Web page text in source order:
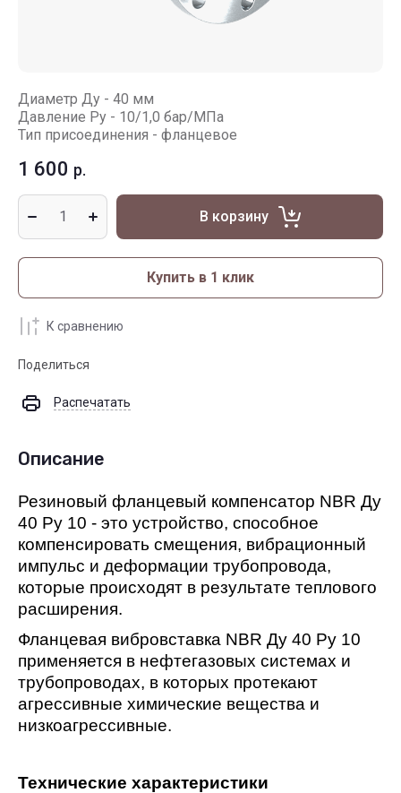
Диаметр Ду - 40 мм
Давление Ру - 10/1,0 бар/МПа
Тип присоединения - фланцевое
1 600 р.
В корзину
Купить в 1 клик
К сравнению
Поделиться
Распечатать
Описание
Резиновый фланцевый компенсатор NBR Ду
40 Ру 10 - это устройство, способное
компенсировать смещения, вибрационный
импульс и деформации трубопровода,
которые происходят в результате теплового
расширения.
Фланцевая вибровставка NBR Ду 40 Ру 10
применяется в нефтегазовых системах и
трубопроводах, в которых протекают
агрессивные химические вещества и
низкоагрессивные.
Технические характеристики